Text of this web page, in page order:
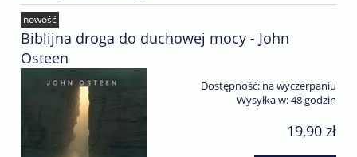
Biblijna droga do duchowej mocy - John
Osteen
Dostępność: na wyczerpaniu
Wysyłka w:48 godzin
19,90 zł
nowość